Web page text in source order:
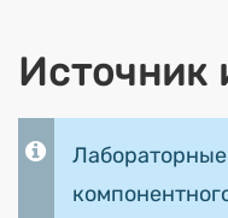
Источник